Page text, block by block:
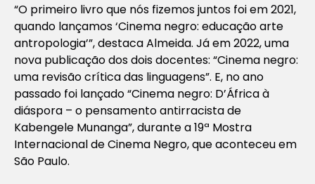
“O primeiro livro que nós fizemos juntos foi em 2021,
quando lançamos ‘Cinema negro: educação arte
antropologia’”, destaca Almeida. Já em 2022, uma
nova publicação dos dois docentes: “Cinema negro:
uma revisão crítica das linguagens”. E, no ano
passado foi lançado “Cinema negro: D’África à
diáspora – o pensamento antirracista de
Kabengele Munanga”, durante a 19ª Mostra
Internacional de Cinema Negro, que aconteceu em
São Paulo.